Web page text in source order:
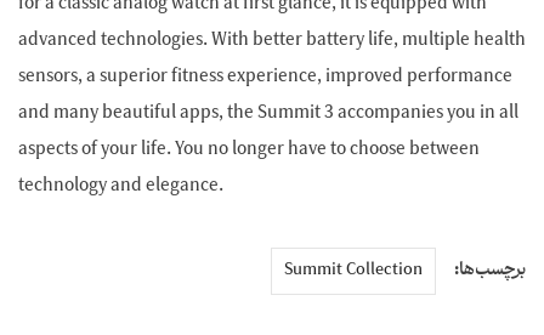
advanced technologies. With better battery life, multiple health
sensors, a superior fitness experience, improved performance
and many beautiful apps, the Summit 3 accompanies you in all
aspects of your life. You no longer have to choose between
technology and elegance.
برچسب‌ها: Summit Collection